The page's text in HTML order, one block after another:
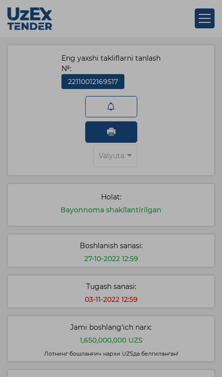
Eng yaxshi takliflarni tanlash
№:
22110012169517
Valyuta
Holat:
Bayonnoma shakllantirilgan
Boshlanish sanasi:
27-10-2022 12:59
Tugash sanasi:
03-11-2022 12:59
Jami boshlang‘ich narx:
1,650,000,000 UZS
Лотнинг бошланғич нархи UZSда белгиланган!